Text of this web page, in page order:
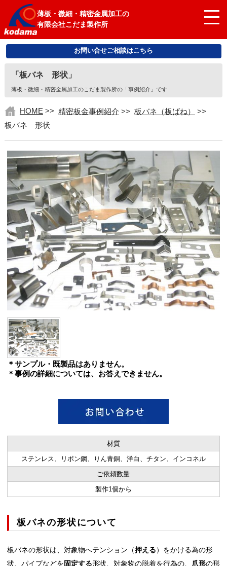
薄板・微細・精密金属加工の
有限会社こだま製作所
お問い合せご相談はこちら
「板バネ 形状」
薄板・微細・精密金属加工のこだま製作所の「事例紹介」です
HOME >> 精密板金事例紹介 >> 板バネ（板ばね）
>>
板バネ 形状
＊サンプル・既製品はありません。
＊事例の詳細については、お答えできません。
材質
ステンレス、リボン鋼、りん青銅、洋白、チタン、インコネル
ご依頼数量
製作1個から
板バネの形状について
板バネの形状は、対象物へテンション（押える ）をかける為の形
状、パイプなどを 固定する形状、対象物の脱着を行為の、 爪形の形